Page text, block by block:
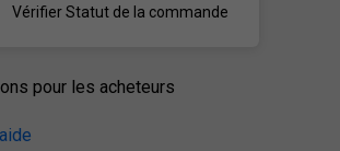
VérifierStatut de la commande
pour les acheteurs